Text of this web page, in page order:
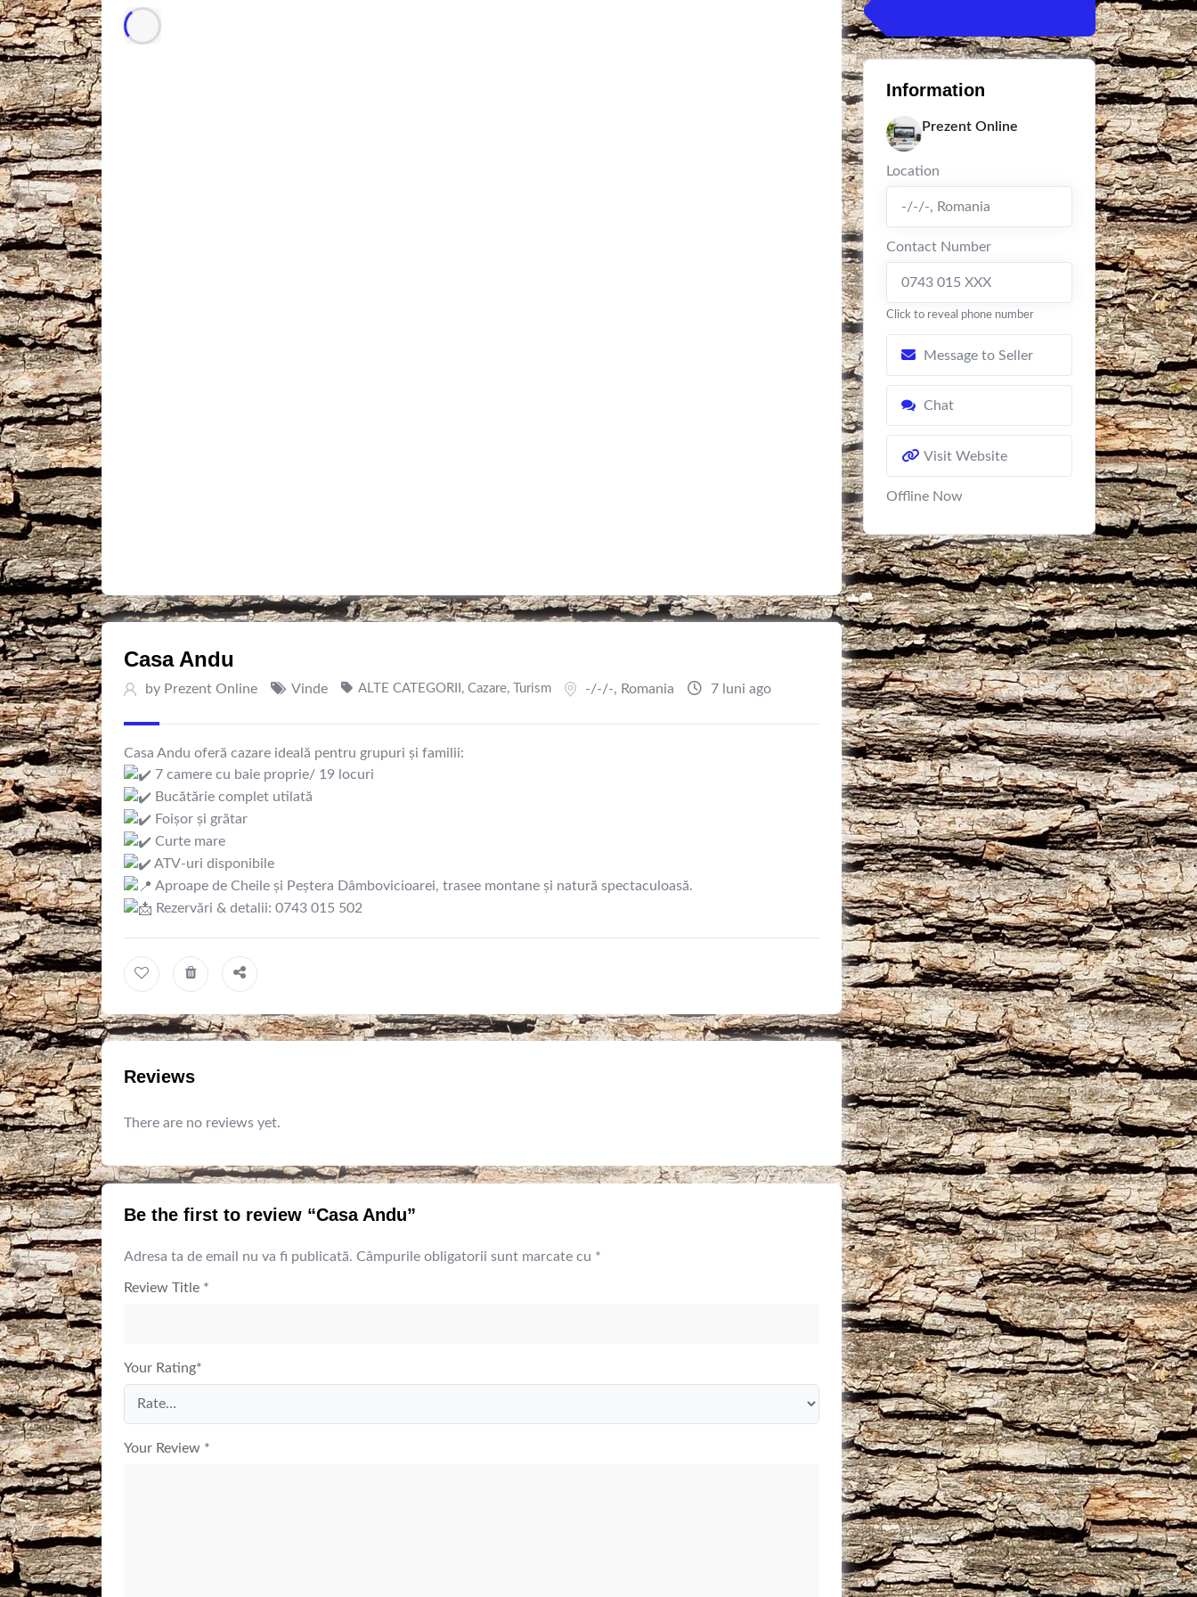
Casa Andu
by Prezent Online Vinde ALTE CATEGORII , Cazare, Turism -/-/-, Romania 7 luni ago
Casa Andu oferă cazare ideală pentru grupuri și familii:
7 camere cu baie proprie/ 19 locuri
Bucătărie complet utilată
Foișor și grătar
Curte mare
ATV-uri disponibile
Aproape de Cheile și Peștera Dâmbovicioarei, trasee montane și natură spectaculoasă.
Rezervări & detalii: 0743 015 502
Reviews
There are no reviews yet.
Be the first to review “Casa Andu”
Adresa ta de email nu va fi publicată. Câmpurile obligatorii sunt marcate cu *
Review Title *
Your Rating*
Your Review *
Information
Prezent Online
Location
-/-/-, Romania
Contact Number
0743 015 XXX
Click to reveal phone number
Message to Seller
Chat
Visit Website
Offline Now